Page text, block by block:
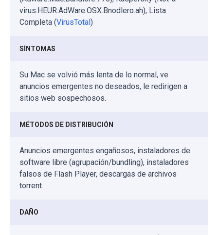
virus:HEUR:AdWare.OSX.Bnodlero.ah), Lista
Completa (VirusTotal)
SÍNTOMAS
Su Mac se volvió más lenta de lo normal, ve
anuncios emergentes no deseados, le redirigen a
sitios web sospechosos.
MÉTODOS DE DISTRIBUCIÓN
Anuncios emergentes engañosos, instaladores de
software libre (agrupación/bundling), instaladores
falsos de Flash Player, descargas de archivos
torrent.
DAÑO